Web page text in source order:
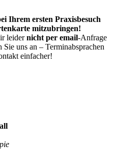
Ihrem ersten Praxisbesuch
mitzubringen!
leidernicht per email-Anfrage
uns an – Terminabsprachen
einfacher!